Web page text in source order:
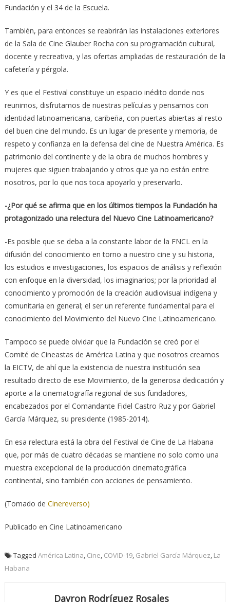
Fundación y el 34 de la Escuela.
También, para entonces se reabrirán las instalaciones exteriores
de la Sala de Cine Glauber Rocha con su programación cultural,
docente y recreativa, y las ofertas ampliadas de restauración de la
cafetería y pérgola.
Y es que el Festival constituye un espacio inédito donde nos
reunimos, disfrutamos de nuestras películas y pensamos con
identidad latinoamericana, caribeña, con puertas abiertas al resto
del buen cine del mundo. Es un lugar de presente y memoria, de
respeto y confianza en la defensa del cine de Nuestra América. Es
patrimonio del continente y de la obra de muchos hombres y
mujeres que siguen trabajando y otros que ya no están entre
nosotros, por lo que nos toca apoyarlo y preservarlo.
-¿Por qué se afirma que en los últimos tiempos la Fundación ha
protagonizado una relectura del Nuevo Cine Latinoamericano?
-Es posible que se deba a la constante labor de la FNCL en la
difusión del conocimiento en torno a nuestro cine y su historia,
los estudios e investigaciones, los espacios de análisis y reflexión
con enfoque en la diversidad, los imaginarios; por la prioridad al
conocimiento y promoción de la creación audiovisual indígena y
comunitaria en general; el ser un referente fundamental para el
conocimiento del Movimiento del Nuevo Cine Latinoamericano.
Tampoco se puede olvidar que la Fundación se creó por el
Comité de Cineastas de América Latina y que nosotros creamos
la EICTV, de ahí que la existencia de nuestra institución sea
resultado directo de ese Movimiento, de la generosa dedicación y
aporte a la cinematografía regional de sus fundadores,
encabezados por el Comandante Fidel Castro Ruz y por Gabriel
García Márquez, su presidente (1985-2014).
En esa relectura está la obra del Festival de Cine de La Habana
que, por más de cuatro décadas se mantiene no solo como una
muestra excepcional de la producción cinematográfica
continental, sino también con acciones de pensamiento.
(Tomado de Cinereverso)
Publicado en Cine Latinoamericano
Tagged América Latina Cine COVID-19, Gabriel García Márquez La
Habana
Dayron Rodríguez Rosales